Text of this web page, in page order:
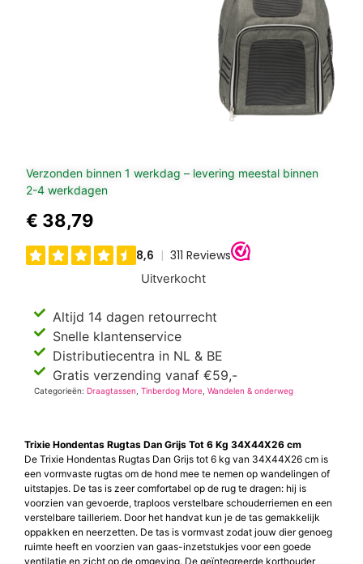
Verzonden binnen 1 werkdag – levering meestal binnen
2-4 werkdagen
€ 38,79
Uitverkocht
Altijd 14 dagen retourrecht
Snelle klantenservice
Distributiecentra in NL & BE
Gratis verzending vanaf €59,-
Categorieën: Draagtassen ,Tinberdog More ,Wandelen & onderweg
Trixie Hondentas Rugtas Dan Grijs Tot 6 Kg 34X44X26 cm
De Trixie Hondentas Rugtas Dan Grijs tot 6 kg van 34X44X26 cm is
een vormvaste rugtas om de hond mee te nemen op wandelingen of
uitstapjes. De tas is zeer comfortabel op de rug te dragen: hij is
voorzien van gevoerde, traploos verstelbare schouderriemen en een
verstelbare tailleriem. Door het handvat kun je de tas gemakkelijk
oppakken en neerzetten. De tas is vormvast zodat jouw dier genoeg
ruimte heeft en voorzien van gaas-inzetstukjes voor een goede
ventilatie en zicht op de omgeving. De geïntegreerde korthouder